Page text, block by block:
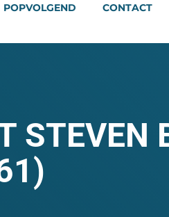
POPVOLGEND CONTACT
STEVEN